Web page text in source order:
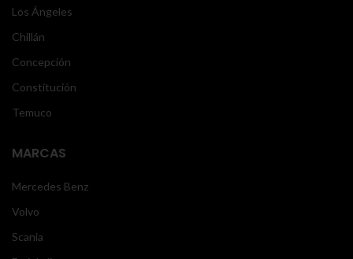
Los Ángeles
Chillán
Concepción
Constitución
Temuco
MARCAS
Mercedes Benz
Volvo
Scania